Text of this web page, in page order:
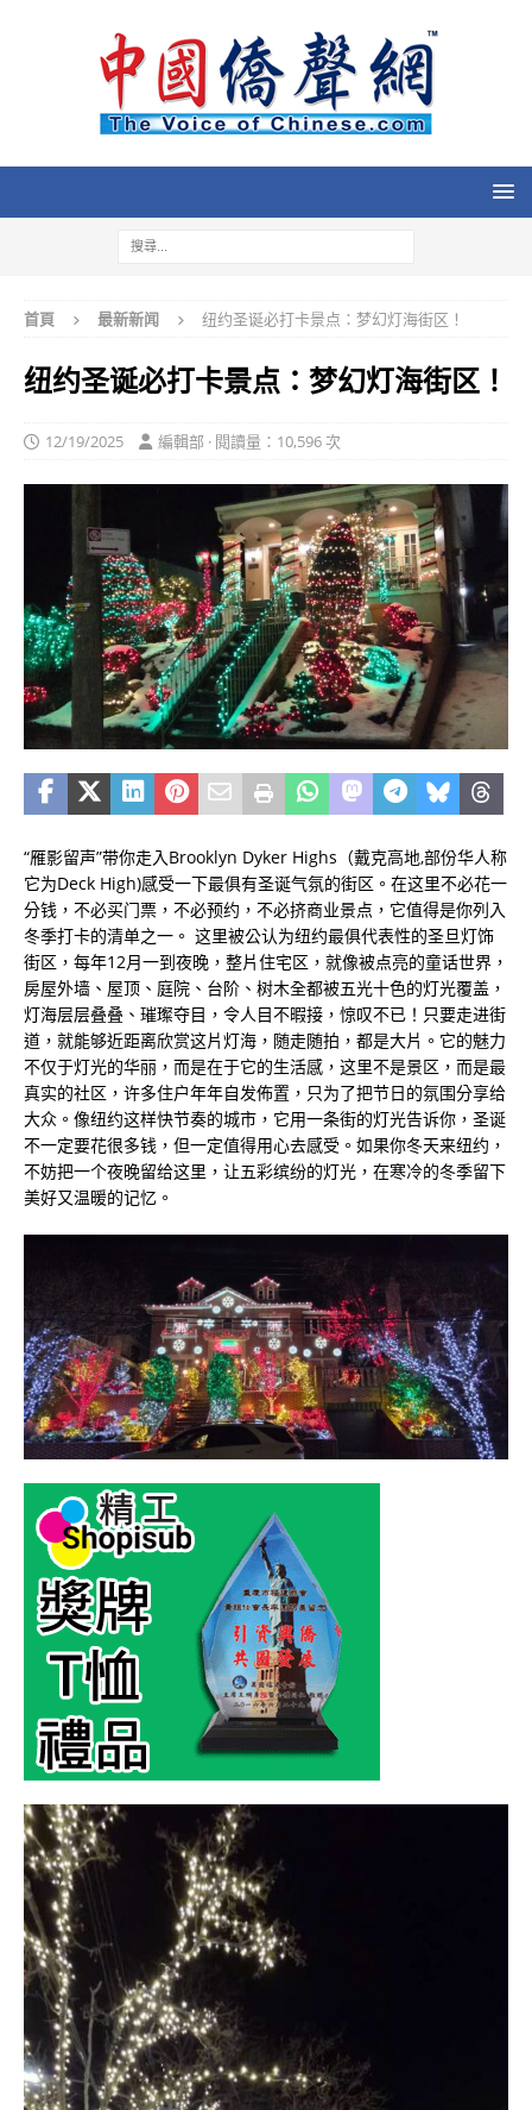
首頁 最新新闻 纽约圣诞必打卡景点：梦幻灯海街区！
纽约圣诞必打卡景点：梦幻灯海街区！
12/19/2025 編輯部 · 閱讀量：10,596 次
“雁影留声”带你走入Brooklyn Dyker Highs（戴克高地,部份华人称
它为Deck High)感受一下最俱有圣诞气氛的街区。在这里不必花一
分钱，不必买门票，不必预约，不必挤商业景点，它值得是你列入
冬季打卡的清单之一。 这里被公认为纽约最俱代表性的圣旦灯饰
街区，每年12月一到夜晚，整片住宅区，就像被点亮的童话世界，
房屋外墙、屋顶、庭院、台阶、树木全都被五光十色的灯光覆盖，
灯海层层叠叠、璀璨夺目，令人目不暇接，惊叹不已！只要走进街
道，就能够近距离欣赏这片灯海，随走随拍，都是大片。它的魅力
不仅于灯光的华丽，而是在于它的生活感，这里不是景区，而是最
真实的社区，许多住户年年自发佈置，只为了把节日的氛围分享给
大众。像纽约这样快节奏的城市，它用一条街的灯光告诉你，圣诞
不一定要花很多钱，但一定值得用心去感受。如果你冬天来纽约，
不妨把一个夜晚留给这里，让五彩缤纷的灯光，在寒冷的冬季留下
美好又温暖的记忆。